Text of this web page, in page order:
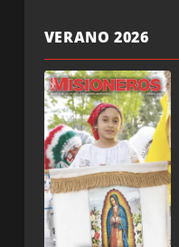
VERANO 2026